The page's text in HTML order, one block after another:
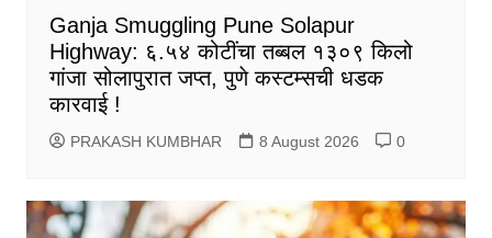
Ganja Smuggling Pune Solapur
Highway: ६.५४ कोटींचा तब्बल १३०९ किलो
गांजा सोलापुरात जप्त, पुणे कस्टम्सची धडक
कारवाई !
PRAKASH KUMBHAR 8 August 2026 0